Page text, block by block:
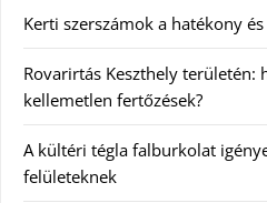
Kerti szerszámok a hatékony
Rovarirtás Keszthely területén:
kellemetlen fertőzések?
A kültéri tégla falburkolat
felületeknek